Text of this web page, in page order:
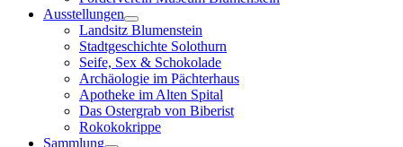
Ausstellungen
Landsitz Blumenstein
Stadtgeschichte Solothurn
Seife, Sex & Schokolade
Archäologie im Pächterhaus
Apotheke im Alten Spital
Das Ostergrab von Biberist
Rokokokrippe
Sammlung